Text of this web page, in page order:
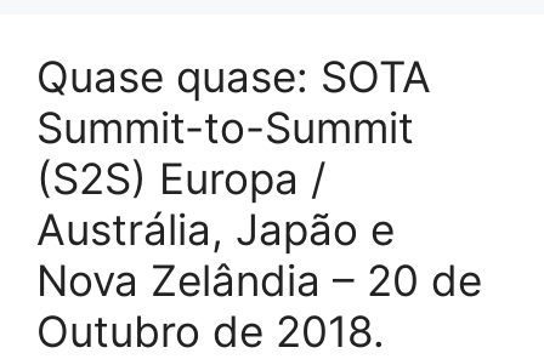
Quase quase: SOTA
Summit-to-Summit
(S2S) Europa /
Austrália, Japão e
Nova Zelândia – 20 de
Outubro de 2018.